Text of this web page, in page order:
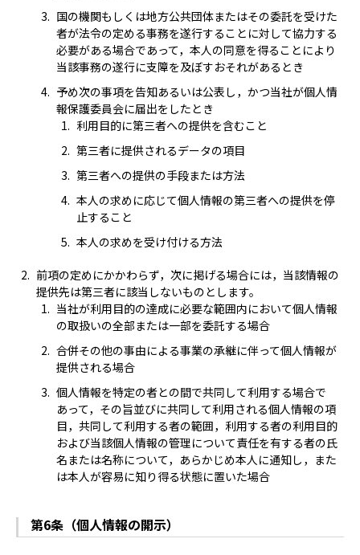
国の機関もしくは地方公共団体またはその委託を受けた
者が法令の定める事務を遂行することに対して協力する
必要がある場合であって，本人の同意を得ることにより
当該事務の遂行に支障を及ぼすおそれがあるとき
予め次の事項を告知あるいは公表し，かつ当社が個人情
報保護委員会に届出をしたとき
利用目的に第三者への提供を含むこと
第三者に提供されるデータの項目
第三者への提供の手段または方法
本人の求めに応じて個人情報の第三者への提供を停
止すること
本人の求めを受け付ける方法
前項の定めにかかわらず，次に掲げる場合には，当該情報の
提供先は第三者に該当しないものとします。
当社が利用目的の達成に必要な範囲内において個人情報
の取扱いの全部または一部を委託する場合
合併その他の事由による事業の承継に伴って個人情報が
提供される場合
個人情報を特定の者との間で共同して利用する場合で
あって，その旨並びに共同して利用される個人情報の項
目，共同して利用する者の範囲，利用する者の利用目的
および当該個人情報の管理について責任を有する者の氏
名または名称について，あらかじめ本人に通知し，また
は本人が容易に知り得る状態に置いた場合
第6条（個人情報の開示）